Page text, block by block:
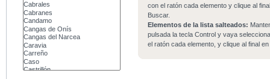
con el ratón cada elemento y clique al
Buscar.
Elementos de la lista salteados:
pulsada la tecla Control y vaya
el ratón cada elemento, y clique al final